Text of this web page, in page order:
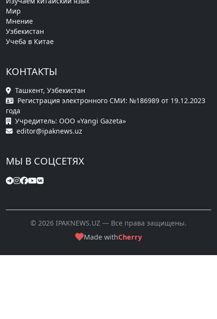
Мир
Мнение
Узбекистан
Учеба в Китае
КОНТАКТЫ
Ташкент, Узбекистан
Регистрация электронного СМИ: №186989 от 19.12.2023
года
Учредитель: ООО «Yangi Gazeta»
editor@ipaknews.uz
МЫ В СОЦСЕТЯХ
© 2026 IPAKNEWS.UZ — Все права защищены.
Made withCherry